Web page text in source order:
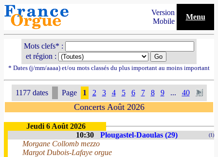
Version
Mobile
Menu
Mots clefs* :
et région :
* Dates (j/mm/aaaa) et/ou mots classés du plus important au moins important
1177 dates Page 1 2 3 4 5 6 7 8 9 ... 40
Concerts Août 2026
Jeudi 6 Août 2026
10:30
Plougastel-Daoulas (29) (1)
Morgane Collomb mezzo
Margot Dubois-Lafaye orgue